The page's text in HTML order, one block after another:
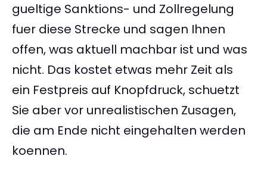
gueltige Sanktions- und Zollregelung
fuer diese Strecke und sagen Ihnen
offen, was aktuell machbar ist und was
nicht. Das kostet etwas mehr Zeit als
ein Festpreis auf Knopfdruck, schuetzt
Sie aber vor unrealistischen Zusagen,
die am Ende nicht eingehalten werden
koennen.